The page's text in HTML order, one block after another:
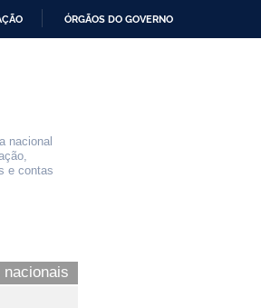
ÓRGÃOS DO GOVERNO
nacional
e contas
nacionais